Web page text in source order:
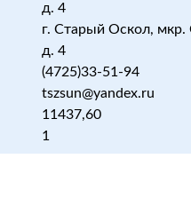
д. 4
г. Старый Оскол,
д. 4
(4725)33-51-94
tszsun@yandex.ru
11437,60
1